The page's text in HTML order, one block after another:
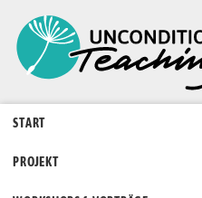
START
PROJEKT